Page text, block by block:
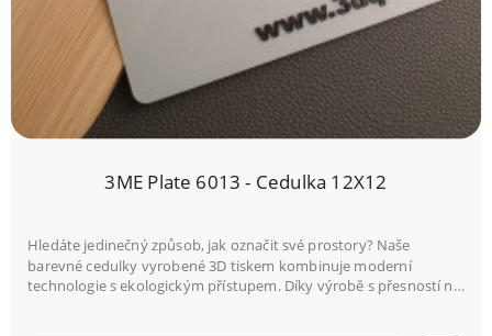
3ME Plate 6013 - Cedulka 12X12
Hledáte jedinečný způsob, jak označit své prostory? Naše
barevné cedulky vyrobené 3D tiskem kombinuje moderní
technologie s ekologickým přístupem. Díky výrobě s přesností na